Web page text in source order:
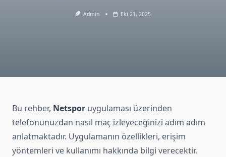
Admin Eki 21, 2025
Bu rehber, Netspor uygulaması üzerinden
telefonunuzdan nasıl maç izleyeceğinizi adım adım
anlatmaktadır. Uygulamanın özellikleri, erişim
yöntemleri ve kullanımı hakkında bilgi verecektir.